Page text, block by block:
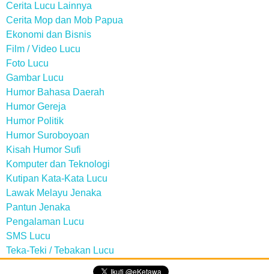
Cerita Lucu Lainnya
Cerita Mop dan Mob Papua
Ekonomi dan Bisnis
Film / Video Lucu
Foto Lucu
Gambar Lucu
Humor Bahasa Daerah
Humor Gereja
Humor Politik
Humor Suroboyoan
Kisah Humor Sufi
Komputer dan Teknologi
Kutipan Kata-Kata Lucu
Lawak Melayu Jenaka
Pantun Jenaka
Pengalaman Lucu
SMS Lucu
Teka-Teki / Tebakan Lucu